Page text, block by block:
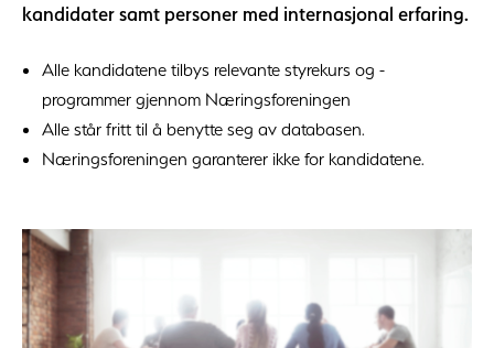
kandidater samt personer med internasjonal erfaring.
Alle kandidatene tilbys relevante styrekurs og -
programmer gjennom Næringsforeningen
Alle står fritt til å benytte seg av databasen.
Næringsforeningen garanterer ikke for kandidatene.